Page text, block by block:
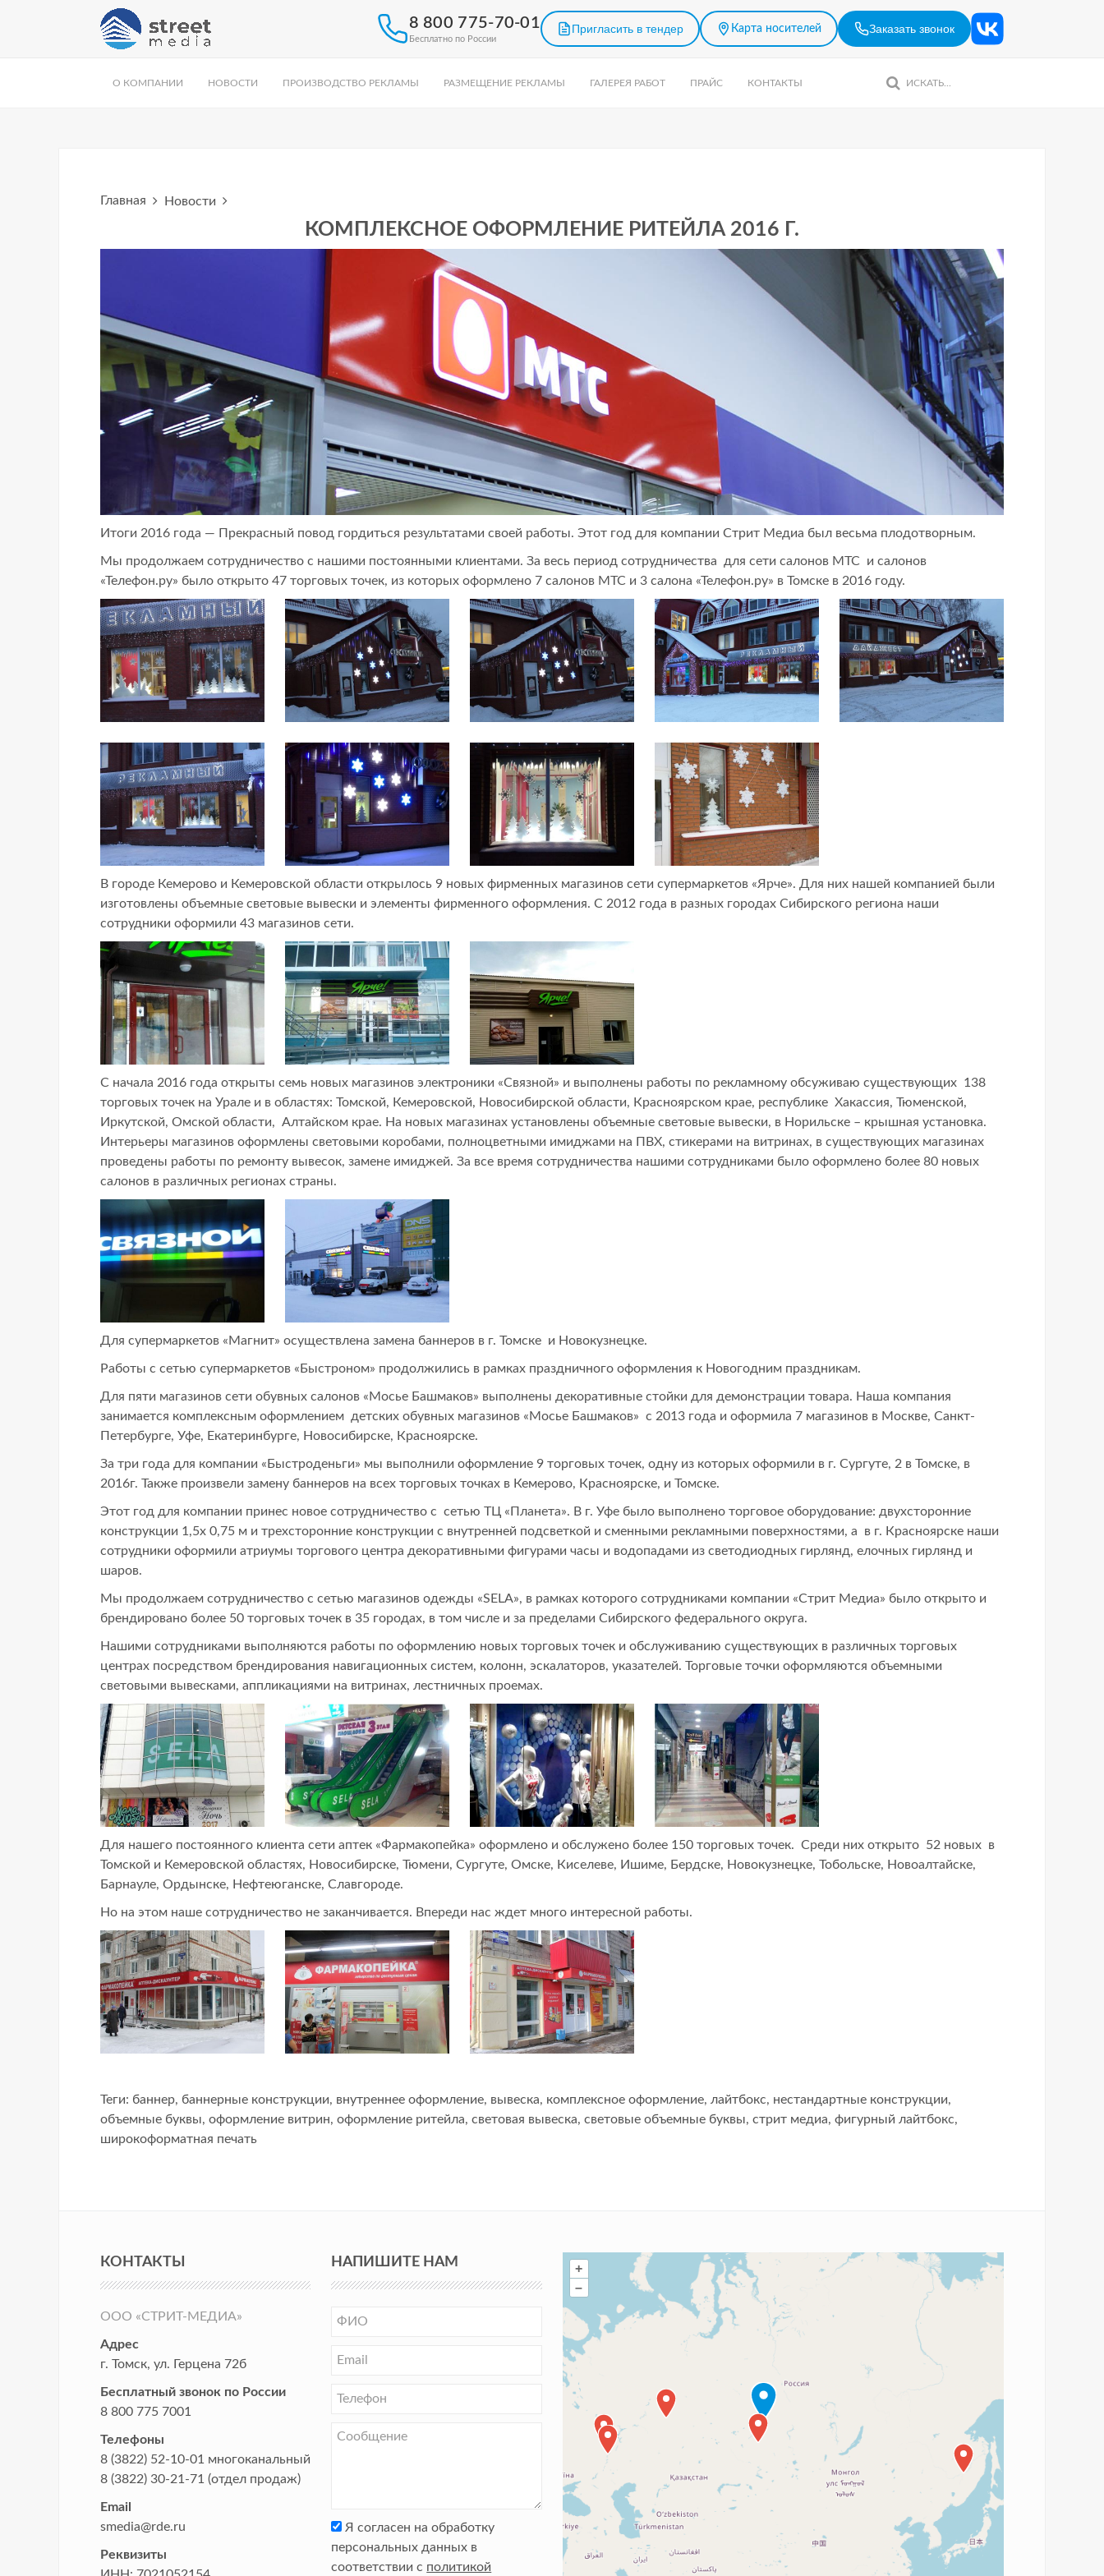
8 800 775-70-01
Бесплатно по России
Пригласить в тендер Карта носителей Заказать звонок
О КОМПАНИИ НОВОСТИ ПРОИЗВОДСТВО РЕКЛАМЫ РАЗМЕЩЕНИЕ РЕКЛАМЫ ГАЛЕРЕЯ РАБОТ ПРАЙС КОНТАКТЫ
Главная Новости
КОМПЛЕКСНОЕ ОФОРМЛЕНИЕ РИТЕЙЛА 2016 Г.
Итоги 2016 года — Прекрасный повод гордиться результатами своей работы. Этот год для компании Стрит Медиа был весьма плодотворным.
Мы продолжаем сотрудничество с нашими постоянными клиентами. За весь период сотрудничества для сети салонов МТС и салонов
«Телефон.ру» было открыто 47 торговых точек, из которых оформлено 7 салонов МТС и 3 салона «Телефон.ру» в Томске в 2016 году.
В городе Кемерово и Кемеровской области открылось 9 новых фирменных магазинов сети супермаркетов «Ярче». Для них нашей компанией были
изготовлены объемные световые вывески и элементы фирменного оформления. С 2012 года в разных городах Сибирского региона наши
сотрудники оформили 43 магазинов сети.
С начала 2016 года открыты семь новых магазинов электроники «Связной» и выполнены работы по рекламному обсуживаю существующих 138
торговых точек на Урале и в областях: Томской, Кемеровской, Новосибирской области, Красноярском крае, республике Хакассия, Тюменской,
Иркутской, Омской области, Алтайском крае. На новых магазинах установлены объемные световые вывески, в Норильске – крышная установка.
Интерьеры магазинов оформлены световыми коробами, полноцветными имиджами на ПВХ, стикерами на витринах, в существующих магазинах
проведены работы по ремонту вывесок, замене имиджей. За все время сотрудничества нашими сотрудниками было оформлено более 80 новых
салонов в различных регионах страны.
Для супермаркетов «Магнит» осуществлена замена баннеров в г. Томске и Новокузнецке.
Работы с сетью супермаркетов «Быстроном» продолжились в рамках праздничного оформления к Новогодним праздникам.
Для пяти магазинов сети обувных салонов «Мосье Башмаков» выполнены декоративные стойки для демонстрации товара. Наша компания
занимается комплексным оформлением детских обувных магазинов «Мосье Башмаков» с 2013 года и оформила 7 магазинов в Москве, Санкт-
Петербурге, Уфе, Екатеринбурге, Новосибирске, Красноярске.
За три года для компании «Быстроденьги» мы выполнили оформление 9 торговых точек, одну из которых оформили в г. Сургуте, 2 в Томске, в
2016г. Также произвели замену баннеров на всех торговых точках в Кемерово, Красноярске, и Томске.
Этот год для компании принес новое сотрудничество с сетью ТЦ «Планета». В г. Уфе было выполнено торговое оборудование: двухсторонние
конструкции 1,5х 0,75 м и трехсторонние конструкции с внутренней подсветкой и сменными рекламными поверхностями, а в г. Красноярске наши
сотрудники оформили атриумы торгового центра декоративными фигурами часы и водопадами из светодиодных гирлянд, елочных гирлянд и
шаров.
Мы продолжаем сотрудничество с сетью магазинов одежды «SELA», в рамках которого сотрудниками компании «Стрит Медиа» было открыто и
брендировано более 50 торговых точек в 35 городах, в том числе и за пределами Сибирского федерального округа.
Нашими сотрудниками выполняются работы по оформлению новых торговых точек и обслуживанию существующих в различных торговых
центрах посредством брендирования навигационных систем, колонн, эскалаторов, указателей. Торговые точки оформляются объемными
световыми вывесками, аппликациями на витринах, лестничных проемах.
Для нашего постоянного клиента сети аптек «Фармакопейка» оформлено и обслужено более 150 торговых точек. Среди них открыто 52 новых в
Томской и Кемеровской областях, Новосибирске, Тюмени, Сургуте, Омске, Киселеве, Ишиме, Бердске, Новокузнецке, Тобольске, Новоалтайске,
Барнауле, Ордынске, Нефтеюганске, Славгороде.
Но на этом наше сотрудничество не заканчивается. Впереди нас ждет много интересной работы.
Теги: баннер, баннерные конструкции, внутреннее оформление, вывеска, комплексное оформление, лайтбокс, нестандартные конструкции,
объемные буквы, оформление витрин, оформление ритейла, световая вывеска, световые объемные буквы, стрит медиа, фигурный лайтбокс,
широкоформатная печать
КОНТАКТЫ
ООО «СТРИТ-МЕДИА»
Адрес
г. Томск, ул. Герцена 72б
Бесплатный звонок по России
8 800 775 7001
Телефоны
8 (3822) 52-10-01 многоканальный
8 (3822) 30-21-71 (отдел продаж)
Email
smedia@rde.ru
Реквизиты
НАПИШИТЕ НАМ
Я согласен на обработку
персональных данных в
соответствии с политикой
+
–